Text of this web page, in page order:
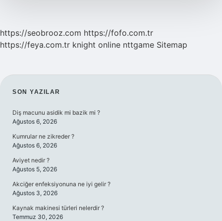
https://seobrooz.com https://fofo.com.tr
https://feya.com.tr knight online nttgame Sitemap
SIDEBAR
SON YAZILAR
Diş macunu asidik mi bazik mi ?
Ağustos 6, 2026
Kumrular ne zikreder ?
Ağustos 6, 2026
Aviyet nedir ?
Ağustos 5, 2026
Akciğer enfeksiyonuna ne iyi gelir ?
Ağustos 3, 2026
Kaynak makinesi türleri nelerdir ?
Temmuz 30, 2026